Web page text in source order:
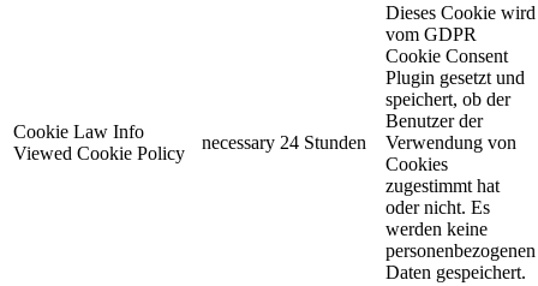
Cookie Law Info
Viewed Cookie Policy
necessary 24 Stunden
Dieses Cookie wird
vom GDPR
Cookie Consent
Plugin gesetzt und
speichert, ob der
Benutzer der
Verwendung von
Cookies
zugestimmt hat
oder nicht. Es
werden keine
personenbezogenen
Daten gespeichert.